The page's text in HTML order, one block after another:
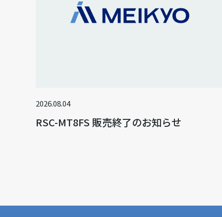
2026.08.04
RSC-MT8FS 販売終了のお知らせ